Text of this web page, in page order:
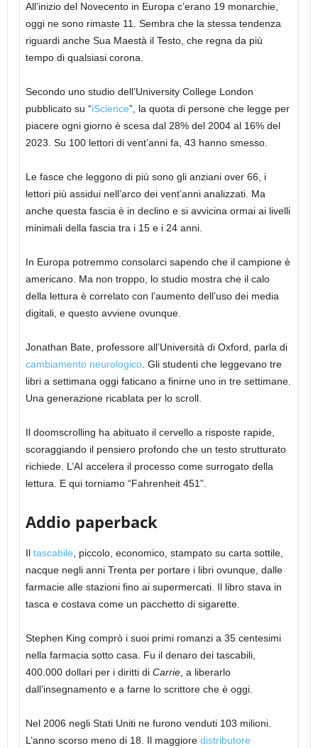
All’inizio del Novecento in Europa c’erano 19 monarchie,
oggi ne sono rimaste 11. Sembra che la stessa tendenza
riguardi anche Sua Maestà il Testo, che regna da più
tempo di qualsiasi corona.
Secondo uno studio dell’University College London
pubblicato su “iScience”, la quota di persone che legge per
piacere ogni giorno è scesa dal 28% del 2004 al 16% del
2023. Su 100 lettori di vent’anni fa, 43 hanno smesso.
Le fasce che leggono di più sono gli anziani over 66, i
lettori più assidui nell’arco dei vent’anni analizzati. Ma
anche questa fascia è in declino e si avvicina ormai ai livelli
minimali della fascia tra i 15 e i 24 anni.
In Europa potremmo consolarci sapendo che il campione è
americano. Ma non troppo, lo studio mostra che il calo
della lettura è correlato con l’aumento dell’uso dei media
digitali, e questo avviene ovunque.
Jonathan Bate, professore all’Università di Oxford, parla di
cambiamento neurologico . Gli studenti che leggevano tre
libri a settimana oggi faticano a finirne uno in tre settimane.
Una generazione ricablata per lo scroll.
Il doomscrolling ha abituato il cervello a risposte rapide,
scoraggiando il pensiero profondo che un testo strutturato
richiede. L’AI accelera il processo come surrogato della
lettura. E qui torniamo “Fahrenheit 451”.
Addio paperback
Il tascabile , piccolo, economico, stampato su carta sottile,
nacque negli anni Trenta per portare i libri ovunque, dalle
farmacie alle stazioni fino ai supermercati. Il libro stava in
tasca e costava come un pacchetto di sigarette.
Stephen King comprò i suoi primi romanzi a 35 centesimi
nella farmacia sotto casa. Fu il denaro dei tascabili,
400.000 dollari per i diritti di Carrie , a liberarlo
dall’insegnamento e a farne lo scrittore che è oggi.
Nel 2006 negli Stati Uniti ne furono venduti 103 milioni.
L’anno scorso meno di 18. Il maggiore distributore